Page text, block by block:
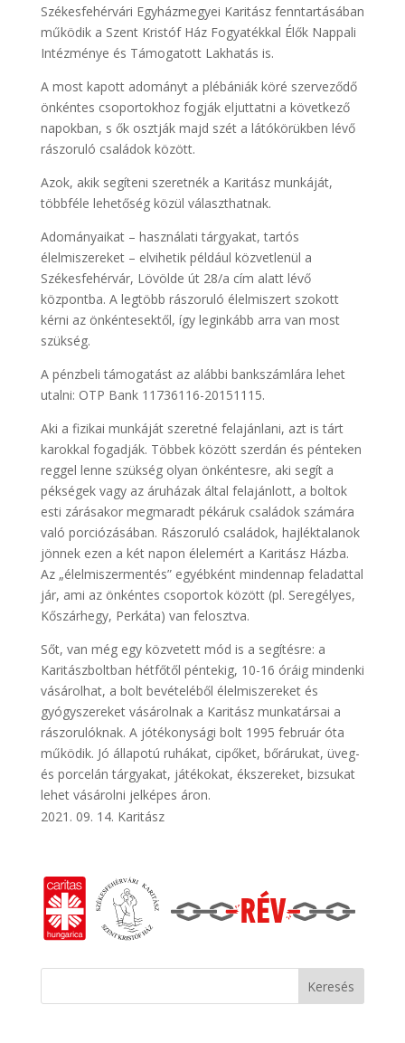
Székesfehérvári Egyházmegyei Karitász fenntartásában
működik a Szent Kristóf Ház Fogyatékkal Élők Nappali
Intézménye és Támogatott Lakhatás is.
A most kapott adományt a plébániák köré szerveződő
önkéntes csoportokhoz fogják eljuttatni a következő
napokban, s ők osztják majd szét a látókörükben lévő
rászoruló családok között.
Azok, akik segíteni szeretnék a Karitász munkáját,
többféle lehetőség közül választhatnak.
Adományaikat – használati tárgyakat, tartós
élelmiszereket – elvihetik például közvetlenül a
Székesfehérvár, Lövölde út 28/a cím alatt lévő
központba. A legtöbb rászoruló élelmiszert szokott
kérni az önkéntesektől, így leginkább arra van most
szükség.
A pénzbeli támogatást az alábbi bankszámlára lehet
utalni: OTP Bank 11736116-20151115.
Aki a fizikai munkáját szeretné felajánlani, azt is tárt
karokkal fogadják. Többek között szerdán és pénteken
reggel lenne szükség olyan önkéntesre, aki segít a
pékségek vagy az áruházak által felajánlott, a boltok
esti zárásakor megmaradt pékáruk családok számára
való porciózásában. Rászoruló családok, hajléktalanok
jönnek ezen a két napon élelemért a Karitász Házba.
Az „élelmiszermentés” egyébként mindennap feladattal
jár, ami az önkéntes csoportok között (pl. Seregélyes,
Kőszárhegy, Perkáta) van felosztva.
Sőt, van még egy közvetett mód is a segítésre: a
Karitászboltban hétfőtől péntekig, 10-16 óráig mindenki
vásárolhat, a bolt bevételéből élelmiszereket és
gyógyszereket vásárolnak a Karitász munkatársai a
rászorulóknak. A jótékonysági bolt 1995 február óta
működik. Jó állapotú ruhákat, cipőket, bőrárukat, üveg-
és porcelán tárgyakat, játékokat, ékszereket, bizsukat
lehet vásárolni jelképes áron.
09. 14. Karitász
Keresés